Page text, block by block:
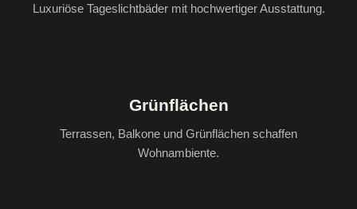
Luxuriöse Tageslichtbäder mit hochwertiger Ausstattung.
Grünflächen
Terrassen, Balkone und Grünflächen schaffen
Wohnambiente.